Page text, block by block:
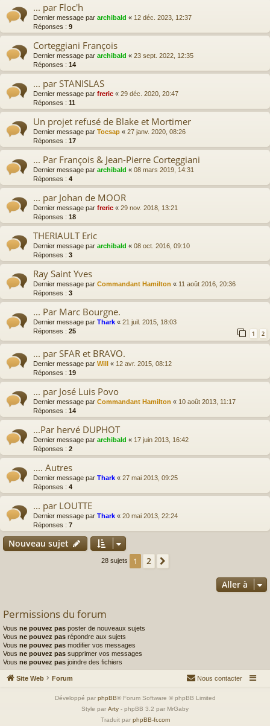
... par Floc'h
Dernier message par archibald « 12 déc. 2023, 12:37
Réponses : 9
Corteggiani François
Dernier message par archibald « 23 sept. 2022, 12:35
Réponses : 14
... par STANISLAS
Dernier message par freric « 29 déc. 2020, 20:47
Réponses : 11
Un projet refusé de Blake et Mortimer
Dernier message par Tocsap « 27 janv. 2020, 08:26
Réponses : 17
... Par François & Jean-Pierre Corteggiani
Dernier message par archibald « 08 mars 2019, 14:31
Réponses : 4
... par Johan de MOOR
Dernier message par freric « 29 nov. 2018, 13:21
Réponses : 18
THERIAULT Eric
Dernier message par archibald « 08 oct. 2016, 09:10
Réponses : 3
Ray Saint Yves
Dernier message par Commandant Hamilton « 11 août 2016, 20:36
Réponses : 3
... Par Marc Bourgne.
Dernier message par Thark « 21 juil. 2015, 18:03
Réponses : 25 1 2
... par SFAR et BRAVO.
Dernier message par Will « 12 avr. 2015, 08:12
Réponses : 19
... par José Luis Povo
Dernier message par Commandant Hamilton « 10 août 2013, 11:17
Réponses : 14
...Par hervé DUPHOT
Dernier message par archibald « 17 juin 2013, 16:42
Réponses : 2
.... Autres
Dernier message par Thark « 27 mai 2013, 09:25
Réponses : 4
... par LOUTTE
Dernier message par Thark « 20 mai 2013, 22:24
Réponses : 7
Nouveau sujet
28 sujets 1 2
Aller à
Permissions du forum
Vous ne pouvez pas poster de nouveaux sujets
Vous ne pouvez pas répondre aux sujets
Vous ne pouvez pas modifier vos messages
Vous ne pouvez pas supprimer vos messages
Vous ne pouvez pas joindre des fichiers
Site Web Forum Nous contacter
Développé par phpBB® Forum Software © phpBB Limited
Style par Arty - phpBB 3.2 par MrGaby
Traduit par phpBB-fr.com